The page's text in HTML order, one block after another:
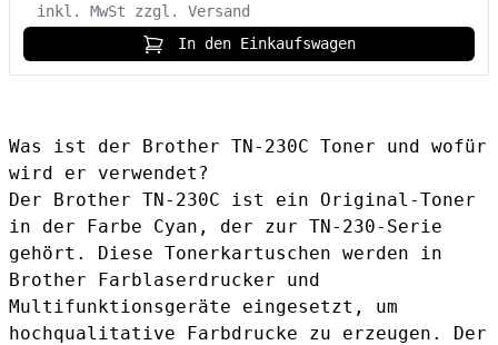
inkl. MwSt
zzgl. Versand
In den Einkaufswagen
Was ist der Brother TN-230C Toner und wofür
wird er verwendet?
Der Brother TN-230C ist ein Original-Toner
in der Farbe Cyan, der zur TN-230-Serie
gehört. Diese Tonerkartuschen werden in
Brother Farblaserdrucker und
Multifunktionsgeräte eingesetzt, um
hochqualitative Farbdrucke zu erzeugen. Der